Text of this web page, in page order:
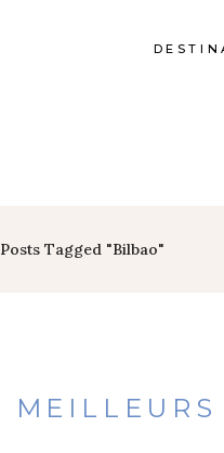
Posts Tagged "Bilbao"